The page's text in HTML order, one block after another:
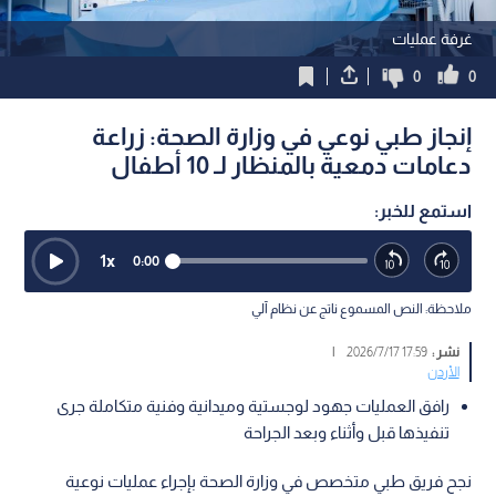
غرفة عمليات
0
0
إنجاز طبي نوعي في وزارة الصحة: زراعة
دعامات دمعية بالمنظار لـ 10 أطفال
استمع للخبر:
0:00
1x
ملاحظة: النص المسموع ناتج عن نظام آلي
نشر :17:59 2026/7/17
|
الأردن
رافق العمليات جهود لوجستية وميدانية وفنية متكاملة جرى
تنفيذها قبل وأثناء وبعد الجراحة
نجح فريق طبي متخصص في وزارة الصحة بإجراء عمليات نوعية